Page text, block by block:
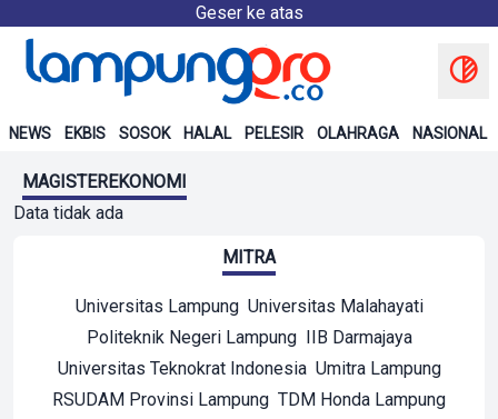
Geser ke atas
NEWS EKBIS SOSOK HALAL PELESIR OLAHRAGA NASIONAL
MAGISTEREKONOMI
Data tidak ada
MITRA
Universitas Lampung Universitas Malahayati
Politeknik Negeri Lampung IIB Darmajaya
Universitas Teknokrat Indonesia Umitra Lampung
RSUDAM Provinsi Lampung TDM Honda Lampung